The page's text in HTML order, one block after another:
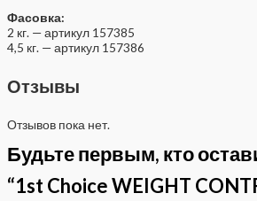
Фасовка:
2 кг. — артикул 157385
4,5 кг. — артикул 157386
Отзывы
Отзывов пока нет.
Будьте первым, кто
“1st Choice WEIGHT